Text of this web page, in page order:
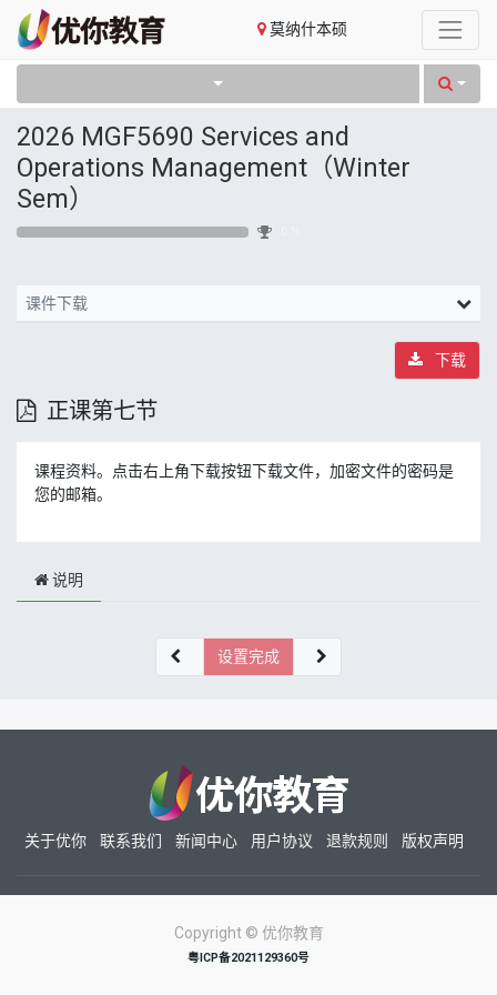
莫纳什本硕
2026 MGF5690 Services and
Operations Management（Winter
Sem）
课件下载
正课第七节
下载
课程资料。点击右上角下载按钮下载文件，加密文件的密码是
您的邮箱。
说明
设置完成
关于优你 联系我们 新闻中心 用户协议 退款规则 版权声明
Copyright © 优你教育
粤ICP备2021129360号